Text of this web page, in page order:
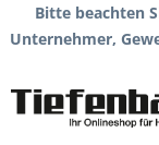
Bitte beachten
Unternehmer,